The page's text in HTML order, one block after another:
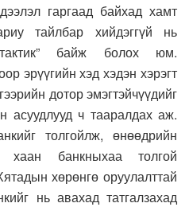
гаргаад байхад хамт
тайлбар хийдэггүй нь
байж болох юм.
эрүүгийн хэд хэдэн хэрэгт
дотор эмэгтэйчүүдийг
асуудлууд ч тааралдах аж.
толгойлж, өнөөдрийн
банкныхаа толгой
хөрөнгө оруулалттай
нь авахад татгалзахад